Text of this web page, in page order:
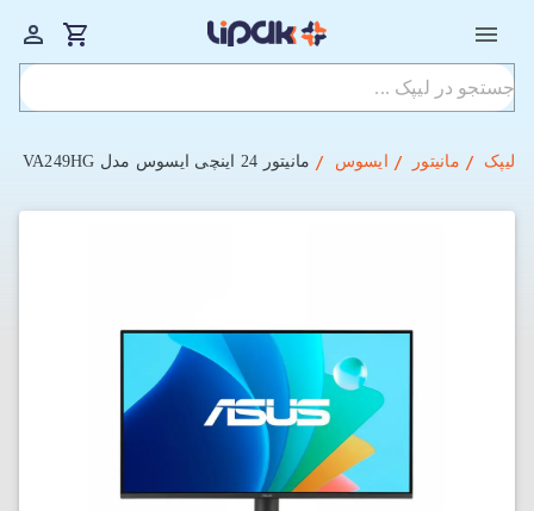
لیپک مانیتور ایسوس مانیتور 24 اینچی ایسوس مدل VA249HG